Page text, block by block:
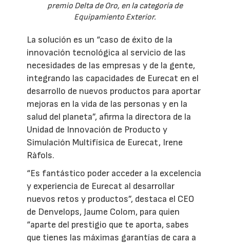
premio Delta de Oro, en la categoría de
Equipamiento Exterior.
La solución es un “caso de éxito de la
innovación tecnológica al servicio de las
necesidades de las empresas y de la gente,
integrando las capacidades de Eurecat en el
desarrollo de nuevos productos para aportar
mejoras en la vida de las personas y en la
salud del planeta”, afirma la directora de la
Unidad de Innovación de Producto y
Simulación Multifísica de Eurecat, Irene
Ràfols.
“Es fantástico poder acceder a la excelencia
y experiencia de Eurecat al desarrollar
nuevos retos y productos”, destaca el CEO
de Denvelops, Jaume Colom, para quien
“aparte del prestigio que te aporta, sabes
que tienes las máximas garantías de cara a